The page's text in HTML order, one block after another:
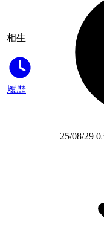
相生
履歴
25/08/29